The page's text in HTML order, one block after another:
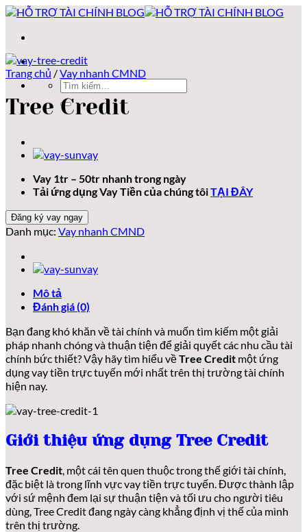
Bỏ
dung
Tìm
kiếm:
Trang chủ /Vay nhanh CMND
Tree Credit
Vay 1tr – 50tr nhanh trong ngày
Tải ứng dụng Vay Tiền của chúng tôiTẠI ĐÂY
Đăng ký vay ngay
Danh mục: Vay nhanh CMND
Mô tả
Đánh giá (0)
Bạn đang khó khăn về tài chính và muốn tìm kiếm một giải
pháp nhanh chóng và thuận tiện để giải quyết các nhu cầu tài
chính bức thiết? Vậy hãy tìm hiểu vềTree Credit một ứng
dụng vay tiền trực tuyến mới nhất trên thị trường tài chính
hiện nay.
Giới thiệu ứng dụng Tree Credit
Tree Credit , một cái tên quen thuộc trong thế giới tài chính,
đặc biệt là trong lĩnh vực vay tiền trực tuyến. Được thành lập
với sứ mệnh đem lại sự thuận tiện và tối ưu cho người tiêu
dùng, Tree Credit đang ngày càng khẳng định vị thế của mình
trên thị trường.